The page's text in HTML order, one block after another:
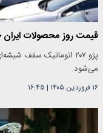
قیمت روز محصولات ایران
می‌شود.
۱۶ فروردین ۱۴۰۵ | ۱۶:۴۵